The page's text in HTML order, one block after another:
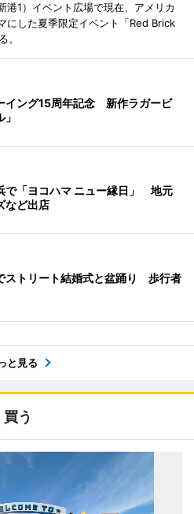
港1）イベント広場で現在、アメリカ
にした夏季限定イベント「Red Brick
。
イング15周年記念 新作ラガービ
で「ヨコハマ ニュー縁日」 地元
など出店
ストリート結婚式と盆踊り 歩行者
と見る
買う